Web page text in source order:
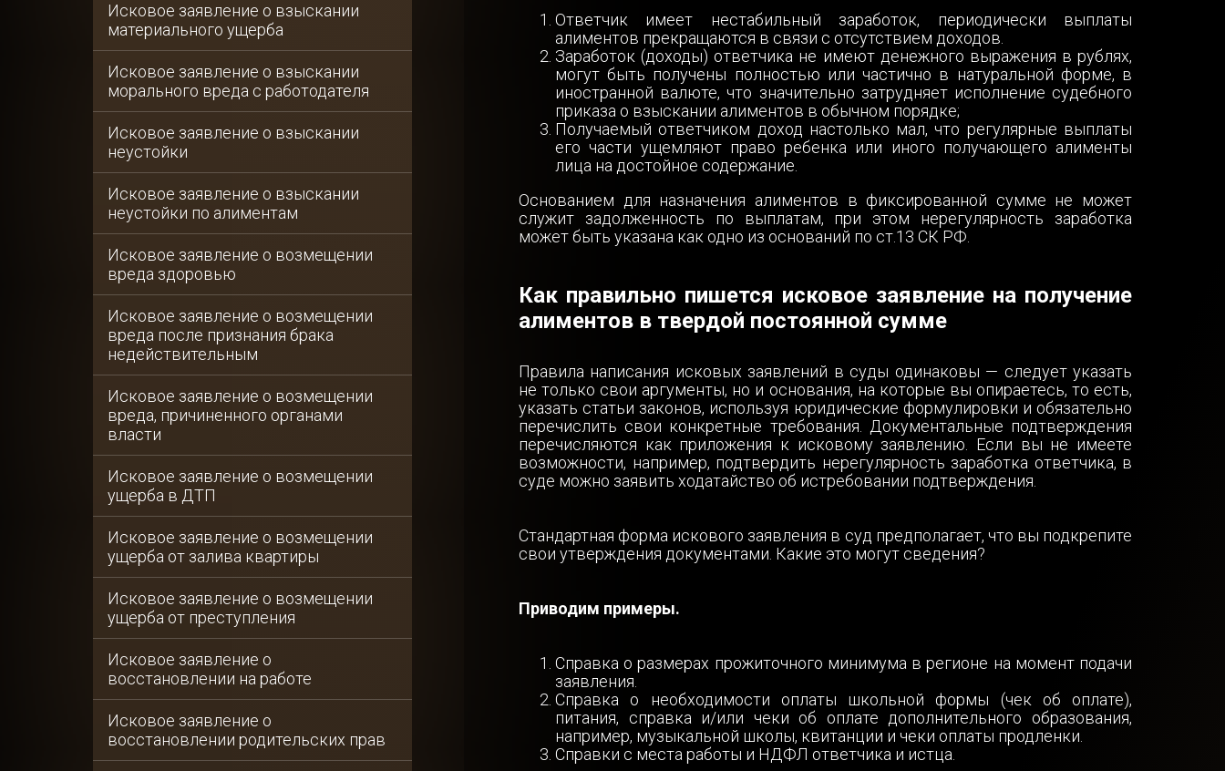
Исковое заявление о взыскании
материального ущерба
Исковое заявление о взыскании
морального вреда с работодателя
Исковое заявление о взыскании
неустойки
Исковое заявление о взыскании
неустойки по алиментам
Исковое заявление о возмещении
вреда здоровью
Исковое заявление о возмещении
вреда после признания брака
недействительным
Исковое заявление о возмещении
вреда, причиненного органами
власти
Исковое заявление о возмещении
ущерба в ДТП
Исковое заявление о возмещении
ущерба от залива квартиры
Исковое заявление о возмещении
ущерба от преступления
Исковое заявление о
восстановлении на работе
Исковое заявление о
восстановлении родительских прав
Ответчик имеет нестабильный заработок, периодически выплаты
алиментов прекращаются в связи с отсутствием доходов.
Заработок (доходы) ответчика не имеют денежного выражения в рублях,
могут быть получены полностью или частично в натуральной форме, в
иностранной валюте, что значительно затрудняет исполнение судебного
приказа о взыскании алиментов в обычном порядке;
Получаемый ответчиком доход настолько мал, что регулярные выплаты
его части ущемляют право ребенка или иного получающего алименты
лица на достойное содержание.
Основанием для назначения алиментов в фиксированной сумме не может
служит задолженность по выплатам, при этом нерегулярность заработка
может быть указана как одно из оснований по ст.13 СК РФ.
Как правильно пишется исковое заявление на получение
алиментов в твердой постоянной сумме
Правила написания исковых заявлений в суды одинаковы — следует указать
не только свои аргументы, но и основания, на которые вы опираетесь, то есть,
указать статьи законов, используя юридические формулировки и обязательно
перечислить свои конкретные требования. Документальные подтверждения
перечисляются как приложения к исковому заявлению. Если вы не имеете
возможности, например, подтвердить нерегулярность заработка ответчика, в
суде можно заявить ходатайство об истребовании подтверждения.
Стандартная форма искового заявления в суд предполагает, что вы подкрепите
свои утверждения документами. Какие это могут сведения?
Приводим примеры.
Справка о размерах прожиточного минимума в регионе на момент подачи
заявления.
Справка о необходимости оплаты школьной формы (чек об оплате),
питания, справка и/или чеки об оплате дополнительного образования,
например, музыкальной школы, квитанции и чеки оплаты продленки.
Справки с места работы и НДФЛ ответчика и истца.
Получить
консультацию
Спасибо!
Ваша заявка отправлена и в ближайшее время
будет рассмотрена.